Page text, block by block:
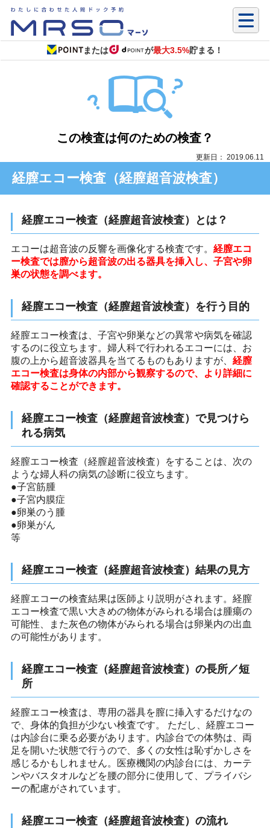
または が最大3.5%貯まる！
この検査は何のための検査？
更新日： 2019.06.11
経膣エコー検査（経膣超音波検査）
経膣エコー検査（経膣超音波検査）とは？
エコーは超音波の反響を画像化する検査です。 経膣エコ
ー検査では膣から超音波の出る器具を挿入し、子宮や卵
巣の状態を調べます。
経膣エコー検査（経膣超音波検査）を行う目的
経膣エコー検査は、子宮や卵巣などの異常や病気を確認
するのに役立ちます。婦人科で行われるエコーには、お
腹の上から超音波器具を当てるものもありますが、 経膣
エコー検査は身体の内部から観察するので、より詳細に
確認することができます。
経膣エコー検査（経膣超音波検査）で見つけら
れる病気
経膣エコー検査（経膣超音波検査）をすることは、次の
ような婦人科の病気の診断に役立ちます。
●子宮筋腫
●子宮内膜症
●卵巣のう腫
●卵巣がん
等
経膣エコー検査（経膣超音波検査）結果の見方
経膣エコーの検査結果は医師より説明がされます。経膣
エコー検査で黒い大きめの物体がみられる場合は腫瘍の
可能性、また灰色の物体がみられる場合は卵巣内の出血
の可能性があります。
経膣エコー検査（経膣超音波検査）の長所／短
所
経膣エコー検査は、専用の器具を膣に挿入するだけなの
で、身体的負担が少ない検査です。 ただし、経膣エコー
は内診台に乗る必要があります。内診台での体勢は、両
足を開いた状態で行うので、多くの女性は恥ずかしさを
感じるかもしれません。医療機関の内診台には、カーテ
ンやバスタオルなどを腰の部分に使用して、プライバシ
ーの配慮がされています。
経膣エコー検査（経膣超音波検査）の流れ